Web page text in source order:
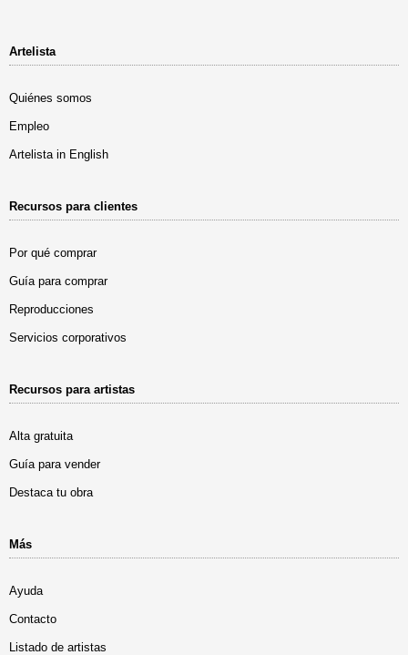
Artelista
Quiénes somos
Empleo
Artelista in English
Recursos para clientes
Por qué comprar
Guía para comprar
Reproducciones
Servicios corporativos
Recursos para artistas
Alta gratuita
Guía para vender
Destaca tu obra
Más
Ayuda
Contacto
Listado de artistas